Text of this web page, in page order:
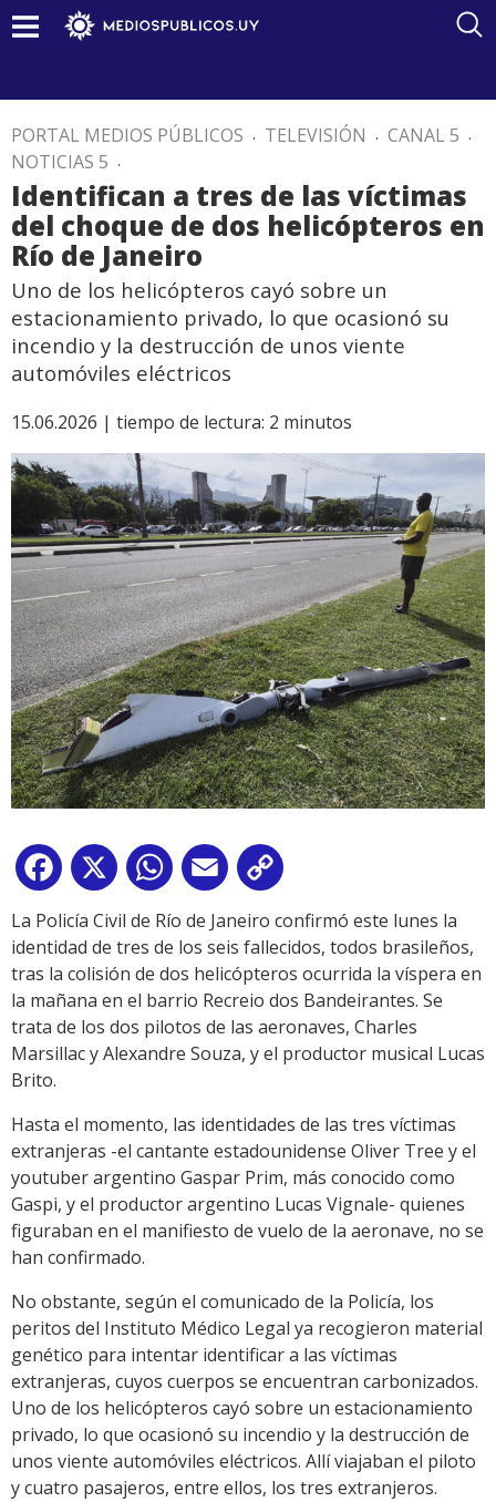
PORTAL MEDIOS PÚBLICOS . TELEVISIÓN . CANAL 5 .
NOTICIAS 5 .
Identifican a tres de las víctimas
del choque de dos helicópteros en
Río de Janeiro
Uno de los helicópteros cayó sobre un
estacionamiento privado, lo que ocasionó su
incendio y la destrucción de unos viente
automóviles eléctricos
15.06.2026 | tiempo de lectura: 2 minutos
Facebook
X WhatsApp
Email
Link
La Policía Civil de Río de Janeiro confirmó este lunes la
identidad de tres de los seis fallecidos, todos brasileños,
tras la colisión de dos helicópteros ocurrida la víspera en
la mañana en el barrio Recreio dos Bandeirantes. Se
trata de los dos pilotos de las aeronaves, Charles
Marsillac y Alexandre Souza, y el productor musical Lucas
Brito.
Hasta el momento, las identidades de las tres víctimas
extranjeras -el cantante estadounidense Oliver Tree y el
youtuber argentino Gaspar Prim, más conocido como
Gaspi, y el productor argentino Lucas Vignale- quienes
figuraban en el manifiesto de vuelo de la aeronave, no se
han confirmado.
No obstante, según el comunicado de la Policía, los
peritos del Instituto Médico Legal ya recogieron material
genético para intentar identificar a las víctimas
extranjeras, cuyos cuerpos se encuentran carbonizados.
Uno de los helicópteros cayó sobre un estacionamiento
privado, lo que ocasionó su incendio y la destrucción de
unos viente automóviles eléctricos. Allí viajaban el piloto
y cuatro pasajeros, entre ellos, los tres extranjeros.